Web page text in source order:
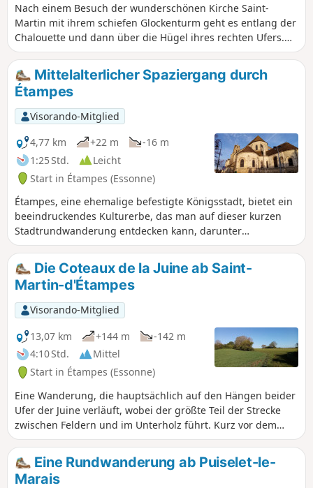
Nach einem Besuch der wunderschönen Kirche Saint-
Martin mit ihrem schiefen Glockenturm geht es entlang der
Chalouette und dann über die Hügel ihres rechten Ufers.
Die Durchquerung der Dörfer Chalo-Saint-Mars und Saint-
Hilaire bietet schöne Einblicke in das kulturelle Erbe. Der
Rückweg verläuft hauptsächlich auf einem Radweg in der
Nähe der Louette.
Mittelalterlicher Spaziergang durch
Étampes
Visorando-Mitglied
4,77 km
+22 m
-16 m
1:25 Std.
Leicht
Start in Étampes (Essonne)
Étampes, eine ehemalige befestigte Königsstadt, bietet ein
beeindruckendes Kulturerbe, das man auf dieser kurzen
Stadtrundwanderung entdecken kann, darunter
insbesondere vier wunderschöne gotische Kirchen,
darunter die Kirche Saint-Martin mit ihrem schiefen
Glockenturm, der an den Schiefen Turm von Pisa erinnert.
Die Coteaux de la Juine ab Saint-
Martin-d'Étampes
Visorando-Mitglied
13,07 km
+144 m
-142 m
4:10 Std.
Mittel
Start in Étampes (Essonne)
Eine Wanderung, die hauptsächlich auf den Hängen beider
Ufer der Juine verläuft, wobei der größte Teil der Strecke
zwischen Feldern und im Unterholz führt. Kurz vor dem
Ende wandert man gemächlich im Schatten entlang der
Juine und des Juineteau.
Eine Rundwanderung ab Puiselet-le-
Marais